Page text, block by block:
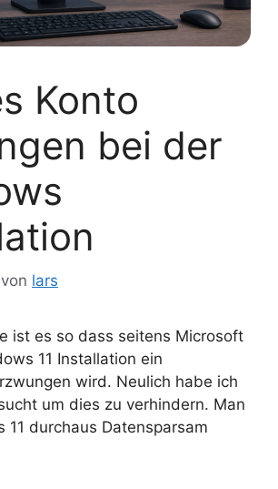
Konto
bei der
von lars
ist es so dass seitens Microsoft
11 Installation ein
wird. Neulich habe ich
um dies zu verhindern. Man
11 durchaus Datensparsam